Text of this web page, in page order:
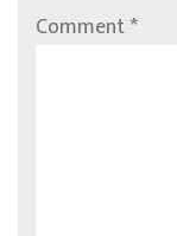
Comment*